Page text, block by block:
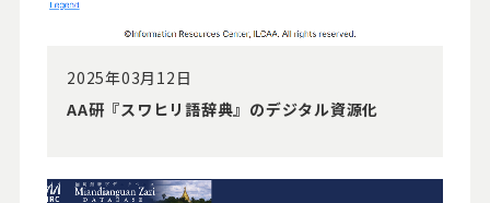
2025年03月12日
AA研『スワヒリ語辞典』のデジタル資源化